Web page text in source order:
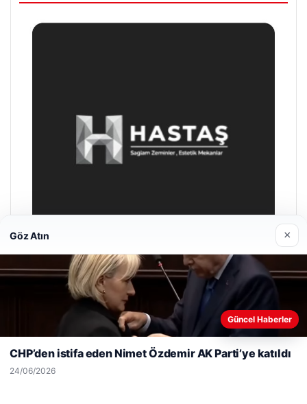
Prenses Night Club
Web sitemizi nasıl kullandığınızı daha iyi anlayabilmek,
deneyiminizi kişiselleştirmek ve geliştirmek amacıyla çerezler
Göz Atın ×
Güncel Haberler
CHP’den istifa eden Nimet Özdemir AK Parti’ye katıldı
24/06/2026